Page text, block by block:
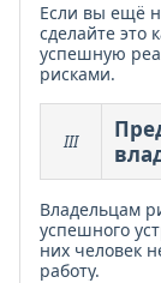
Если вы ещё
сделайте это
успешную
рисками.
III
Владельцам
успешного
них человек
работу.